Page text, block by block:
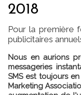
2018
Pour la première
publicitaires
Nous en aurions
messageries
SMS est toujours
Marketing